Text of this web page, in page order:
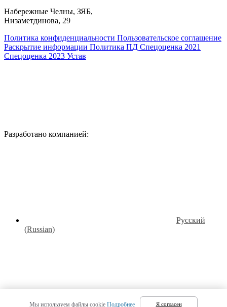
​Набережные Челны, ЗЯБ,
Низаметдинова, 29
Политика конфиденциальности Пользовательское соглашение
Раскрытие информации Политика ПД Спецоценка 2021
Спецоценка 2023 Устав
Разработано компанией:
Мы используем файлы cookie Подробнее Я согласен
Русский
(Russian)